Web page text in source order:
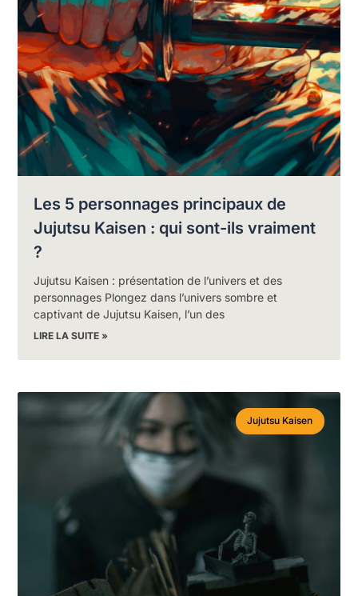
Les 5 personnages principaux de
Jujutsu Kaisen : qui sont-ils vraiment
?
Jujutsu Kaisen : présentation de l’univers et des
personnages Plongez dans l’univers sombre et
captivant de Jujutsu Kaisen, l’un des
LIRE LA SUITE »
Jujutsu Kaisen